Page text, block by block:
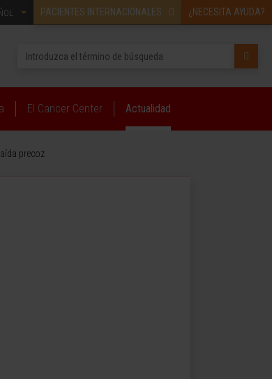
PACIENTES INTERNACIONALES ¿NECESITA AYUDA?
El Cancer Center Actualidad
precoz